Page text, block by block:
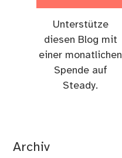
Unterstütze
diesen Blog mit
einer monatlichen
Spende auf
Steady.
Archiv